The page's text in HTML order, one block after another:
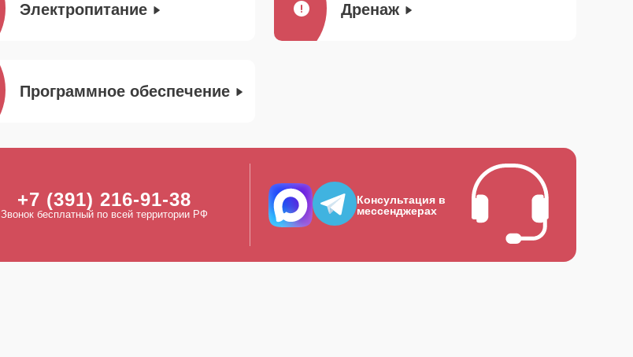
Электропитание Дренаж
Программное обеспечение
+7 (391) 216-91-38
Звонок бесплатный по всей территории РФ
Консультация в
мессенджерах